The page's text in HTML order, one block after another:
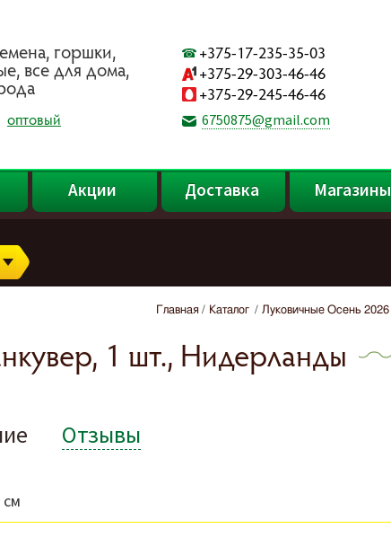
гopшки,
вce для дoмa,
оптовый
+375-17-235-35-03
+375-29-303-46-46
+375-29-245-46-46
6750875@gmail.com
Акции Доставка Магазины
Главная Каталог Луковичные Осень 2026
1 шт., Нидерланды
Отзывы